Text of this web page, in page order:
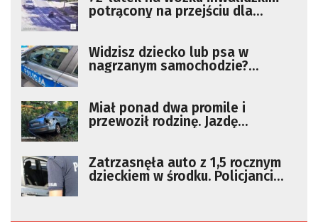
potrącony na przejściu dla
Widzisz dziecko lub psa w
nagrzanym samochodzie?
Miał ponad dwa promile i
przewoził rodzinę. Jazdę
Zatrzasnęła auto z 1,5 rocznym
dzieckiem w środku. Policjanci